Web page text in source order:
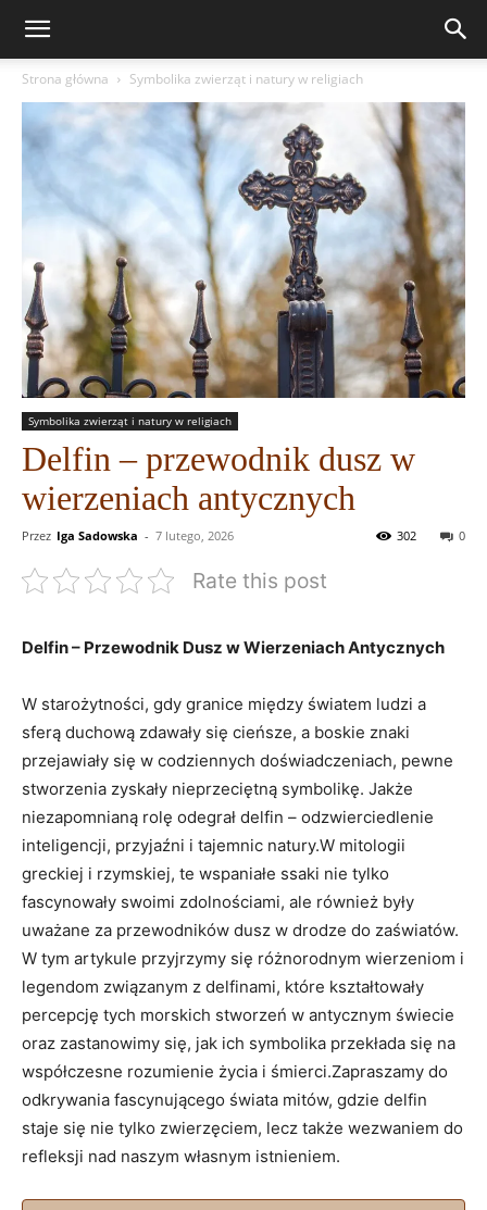
Strona główna Symbolika zwierząt i natury w religiach
Symbolika zwierząt i natury w religiach
Delfin – przewodnik dusz w
wierzeniach antycznych
Przez Iga Sadowska - 7 lutego, 2026 0
302
Rate this post
Delfin – Przewodnik Dusz w Wierzeniach Antycznych
W starożytności, gdy granice między światem ludzi a
sferą duchową zdawały się cieńsze, a boskie znaki
przejawiały się w codziennych doświadczeniach, pewne
stworzenia zyskały nieprzeciętną symbolikę. Jakże
niezapomnianą rolę odegrał delfin – odzwierciedlenie
inteligencji, przyjaźni i tajemnic natury.W mitologii
greckiej i rzymskiej, te wspaniałe ssaki nie tylko
fascynowały swoimi zdolnościami, ale również były
uważane za przewodników dusz w drodze do zaświatów.
W tym artykule przyjrzymy się różnorodnym wierzeniom i
legendom związanym z delfinami, które kształtowały
percepcję tych morskich stworzeń w antycznym świecie
oraz zastanowimy się, jak ich symbolika przekłada się na
współczesne rozumienie życia i śmierci.Zapraszamy do
odkrywania fascynującego świata mitów, gdzie delfin
staje się nie tylko zwierzęciem, lecz także wezwaniem do
refleksji nad naszym własnym istnieniem.